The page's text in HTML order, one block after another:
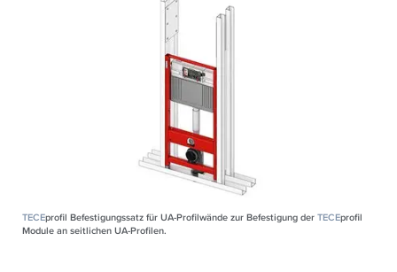
TECEprofil Befestigungssatz für UA-Profilwände zur Befestigung derTECEprofil
Module an seitlichen UA-Profilen.